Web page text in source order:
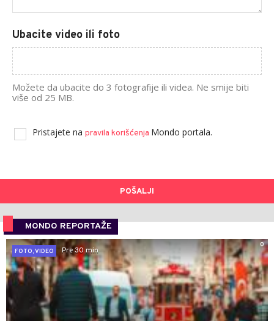
Ubacite video ili foto
Možete da ubacite do 3 fotografije ili videa. Ne smije biti
više od 25 MB.
Pristajete na pravila korišćenja Mondo portala.
POŠALJI
MONDO REPORTAŽE
0
FOTO, VIDEO
Pre 30 min